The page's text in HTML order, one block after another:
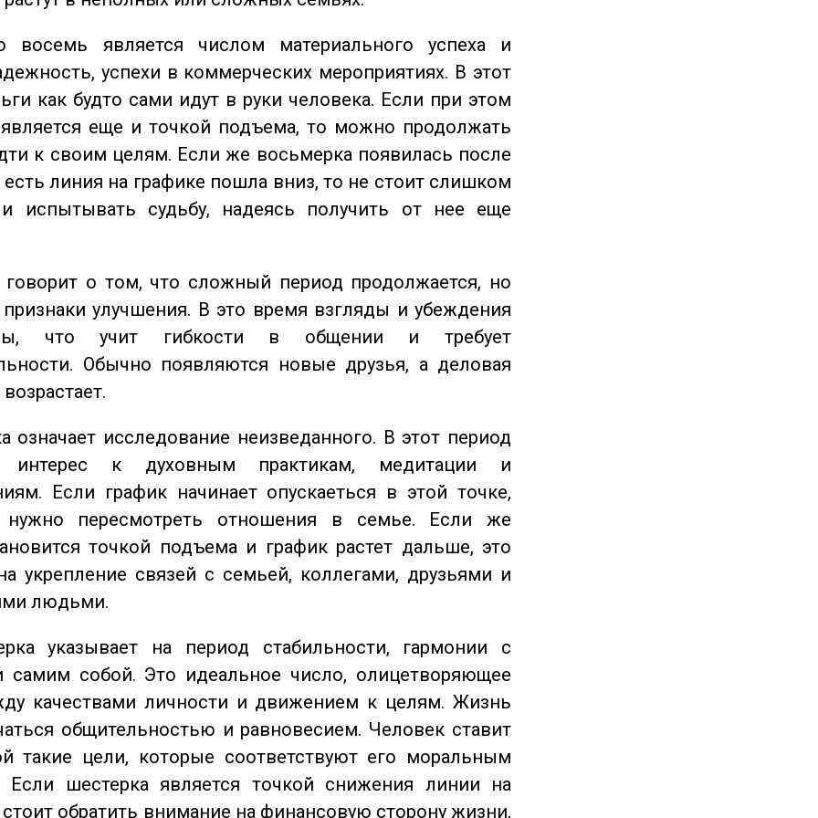
является числом материального успеха и
успехи в коммерческих мероприятиях. В этот
как будто сами идут в руки человека. Если при этом
еще и точкой подъема, то можно продолжать
к своим целям. Если же восьмерка появилась после
есть линия на графике пошла вниз, то не стоит слишком
и испытывать судьбу, надеясь получить от нее еще
о том, что сложный период продолжается, но
улучшения. В это время взгляды и убеждения
что учит гибкости в общении и требует
Обычно появляются новые друзья, а деловая
исследование неизведанного. В этот период
интерес к духовным практикам, медитации и
Если график начинает опускаеться в этой точке,
нужно пересмотреть отношения в семье. Если же
точкой подъема и график растет дальше, это
укрепление связей с семьей, коллегами, друзьями и
людьми.
указывает на период стабильности, гармонии с
самим собой. Это идеальное число, олицетворяющее
качествами личности и движением к целям. Жизнь
общительностью и равновесием. Человек ставит
такие цели, которые соответствуют его моральным
Если шестерка является точкой снижения линии на
стоит обратить внимание на финансовую сторону жизни,